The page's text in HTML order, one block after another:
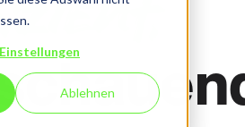
Ablehnen